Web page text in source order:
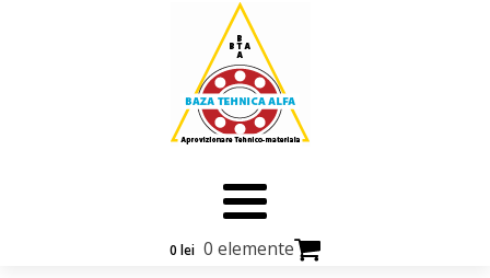
0 lei 0 elemente